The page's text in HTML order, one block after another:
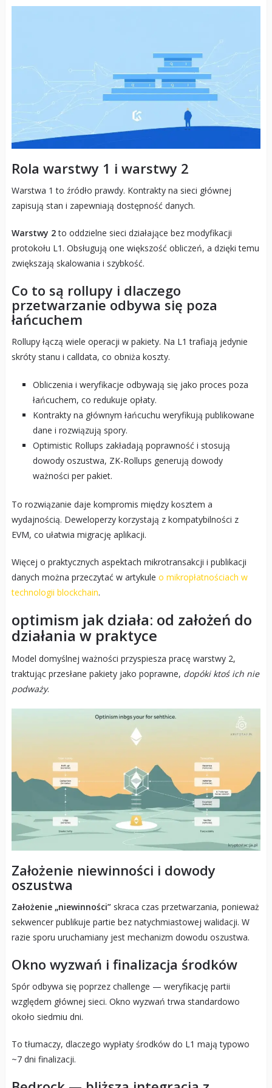
Rola warstwy 1 i warstwy 2
Warstwa 1 to źródło prawdy. Kontrakty na sieci głównej
zapisują stan i zapewniają dostępność danych.
Warstwy 2to oddzielne sieci działające bez modyfikacji
protokołu L1. Obsługują one większość obliczeń, a dzięki temu
zwiększają skalowania i szybkość.
Co to są rollupy i dlaczego
przetwarzanie odbywa się poza
łańcuchem
Rollupy łączą wiele operacji w pakiety. Na L1 trafiają jedynie
skróty stanu i calldata, co obniża koszty.
Obliczenia i weryfikacje odbywają się jako proces poza
łańcuchem, co redukuje opłaty.
Kontrakty na głównym łańcuchu weryfikują publikowane
dane i rozwiązują spory.
Optimistic Rollups zakładają poprawność i stosują
dowody oszustwa, ZK-Rollups generują dowody
ważności per pakiet.
To rozwiązanie daje kompromis między kosztem a
wydajnością. Deweloperzy korzystają z kompatybilności z
EVM, co ułatwia migrację aplikacji.
Więcej o praktycznych aspektach mikrotransakcji i publikacji
danych można przeczytać w artykule o mikropłatnościach w
technologii blockchain.
optimism jak działa: od założeń do
działania w praktyce
Model domyślnej ważności przyspiesza pracę warstwy 2,
traktując przesłane pakiety jako poprawne, dopóki ktoś ich nie
podważy.
Założenie niewinności i dowody
oszustwa
Założenie „niewinności”skraca czas przetwarzania, ponieważ
sekwencer publikuje partie bez natychmiastowej walidacji. W
razie sporu uruchamiany jest mechanizm dowodu oszustwa.
Okno wyzwań i finalizacja środków
Spór odbywa się poprzez challenge — weryfikację partii
względem głównej sieci. Okno wyzwań trwa standardowo
około siedmiu dni.
To tłumaczy, dlaczego wypłaty środków do L1 mają typowo
~7 dni finalizacji.